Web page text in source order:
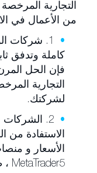
من الأعمال في
1. شركات
كاملة وتدفق
فإن الحل
لشركتك.
2. الشركات
الاستفادة من
MetaTrader5 ، طالما أن لديهم خطة عمل كاملة.